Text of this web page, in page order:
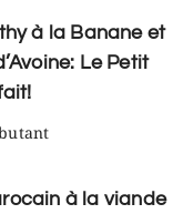
à la Banane et
Le Petit
à la viande